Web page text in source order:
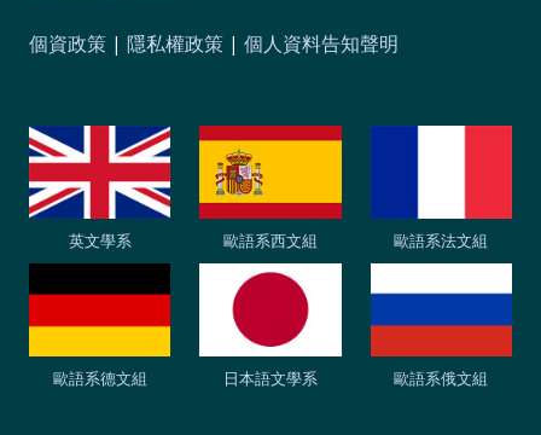
個資政策 | 隱私權政策 | 個人資料告知聲明
英文學系 歐語系西文組 歐語系法文組
歐語系德文組 日本語文學系 歐語系俄文組